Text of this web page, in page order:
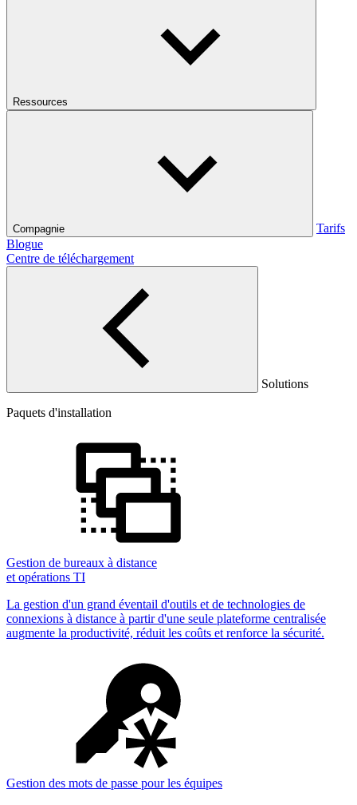
Ressources
Compagnie
Tarifs
Blogue
Centre de téléchargement
Solutions
Paquets d'installation
Gestion de bureaux à distance
et opérations TI
La gestion d'un grand éventail d'outils et de technologies de
connexions à distance à partir d'une seule plateforme centralisée
augmente la productivité, réduit les coûts et renforce la sécurité.
Gestion des mots de passe pour les équipes